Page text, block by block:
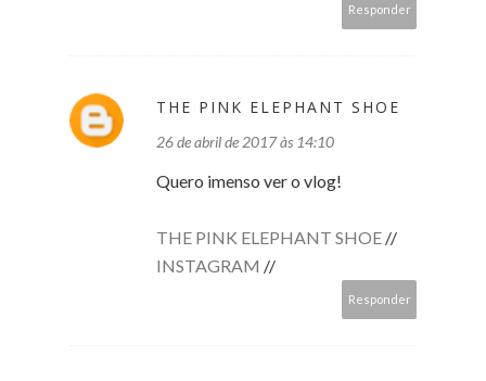
Responder
THE PINK ELEPHANT SHOE
26 de abril de 2017 às 14:10
Quero imenso ver o vlog!
THE PINK ELEPHANT SHOE //
INSTAGRAM //
Responder